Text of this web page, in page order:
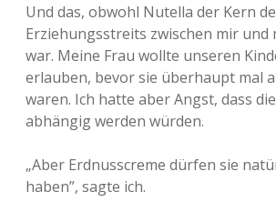
Und das, obwohl Nutella der Kern
Erziehungsstreits zwischen mir und
war. Meine Frau wollte unseren
erlauben, bevor sie überhaupt mal
waren. Ich hatte aber Angst, dass
abhängig werden würden.
„Aber Erdnusscreme dürfen sie
haben”, sagte ich.